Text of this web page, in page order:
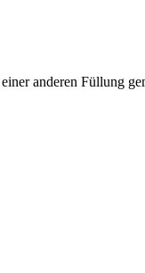
anderen Füllung